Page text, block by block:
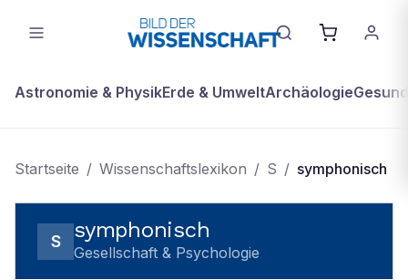
Astronomie & PhysikErde & UmweltArchäologie
Startseite / Wissenschaftslexikon / S / symphonisch
S symphonisch
Gesellschaft & Psychologie